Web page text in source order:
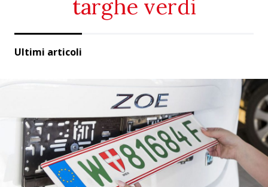
targhe verdi
Ultimi articoli